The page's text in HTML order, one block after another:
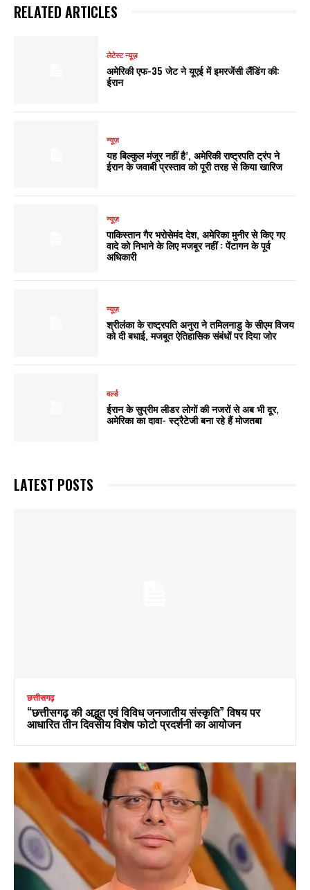
RELATED ARTICLES
लेटेस्ट न्यूज़
अमेरिकी एफ-35 जेट ने यूएई में इमरजेंसी लैंडिंग की:
ईरान
न्यूज़
यह बिल्कुल मंजूर नहीं है’, अमेरिकी राष्ट्रपति ट्रंप ने
ईरान के जवाबी प्रस्ताव को पूरी तरह से किया खारिज
न्यूज़
पाकिस्तान गैर भरोसेमंद देश, अमेरिका मुनीर से किए गए
वादे को निभाने के लिए मजबूर नहीं : पेंटागन के पूर्व
अधिकारी
न्यूज़
श्रीलंका के राष्ट्रपति अनुरा ने तमिलनाडु के सीएम विजय
को दी बधाई, मजबूत ऐतिहासिक संबंधों पर दिया जोर
वर्ल्ड
ईरान के सुप्रीम लीडर लोगों की नजरों से अब भी दूर,
अमेरिका का दावा- स्ट्रैटेजी बना रहे हैं मोजतबा
LATEST POSTS
छत्तीसगढ़
“छत्तीसगढ़ की अद्भुत एवं विविध जनजातीय संस्कृति” विषय पर
आधारित तीन दिवसीय विशेष फोटो प्रदर्शनी का आयोजन